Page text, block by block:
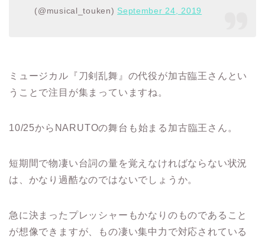
(@musical_touken) September 24, 2019
ミュージカル『刀剣乱舞』の代役が加古臨王さんとい
うことで注目が集まっていますね。
10/25からNARUTOの舞台も始まる加古臨王さん。
短期間で物凄い台詞の量を覚えなければならない状況
は、かなり過酷なのではないでしょうか。
急に決まったプレッシャーもかなりのものであること
が想像できますが、
もの凄い集中力で対応されている